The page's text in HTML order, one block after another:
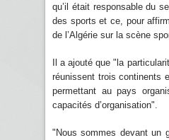
qu’il était responsable du
des sports et ce, pour
de l’Algérie sur la scène
Il a ajouté que "la
réunissent trois continents
permettant au pays
capacités d’organisation".
"Nous sommes devant un